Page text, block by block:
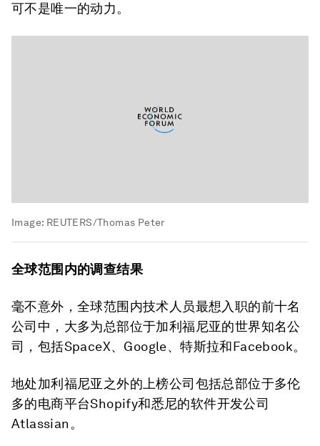
可不是唯一的动力。
Image: REUTERS/Thomas Peter
全球范围内的调查结果
毫不意外，全球范围内技术人员最想入职的前十名
公司中，大多为总部位于加利福尼亚的世界知名公
司，包括SpaceX、Google、特斯拉和Facebook。
地处加利福尼亚之外的上榜公司包括总部位于多伦
多的电商平台Shopify和悉尼的软件开发公司
Atlassian。